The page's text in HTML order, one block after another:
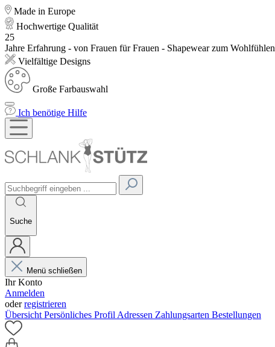
Made in Europe
Hochwertige Qualität
25
Jahre Erfahrung - von Frauen für Frauen - Shapewear zum Wohlfühlen
Vielfältige Designs
Große Farbauswahl
Ich benötige Hilfe
Suche
Menü schließen
Ihr Konto
Anmelden
oderregistrieren
Übersicht Persönliches Profil Adressen Zahlungsarten Bestellungen